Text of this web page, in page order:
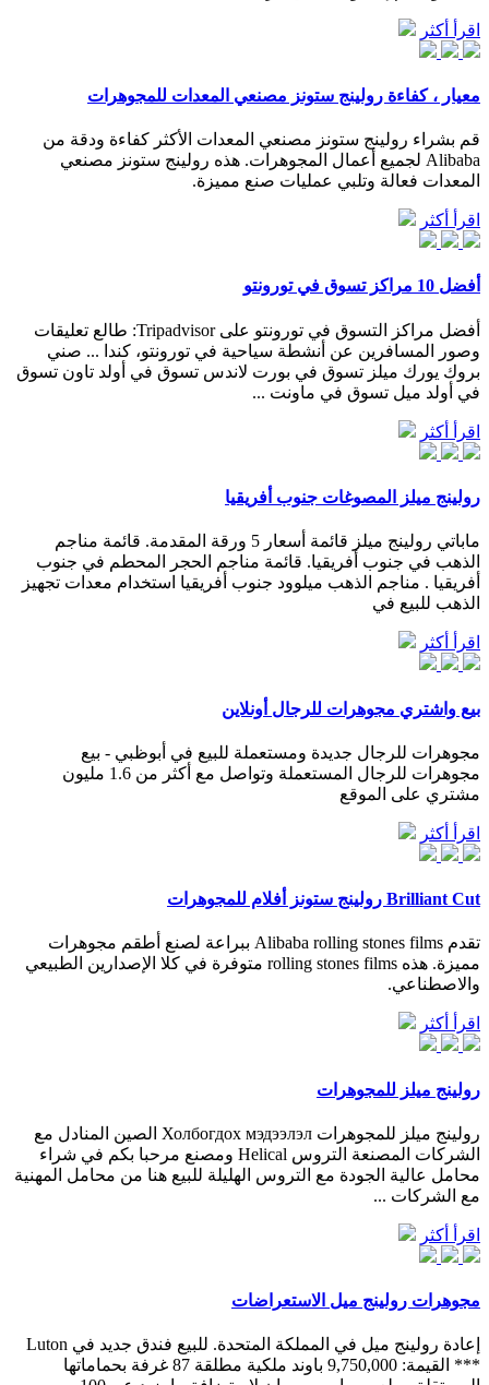
اقرأ أكثر
معيار ، كفاءة رولينج ستونز مصنعي المعدات للمجوهرات
قم بشراء رولينج ستونز مصنعي المعدات الأكثر كفاءة ودقة من
Alibaba لجميع أعمال المجوهرات. هذه رولينج ستونز مصنعي
المعدات فعالة وتلبي عمليات صنع مميزة.
اقرأ أكثر
أفضل 10 مراكز تسوق في تورونتو
أفضل مراكز التسوق في تورونتو على Tripadvisor: طالع تعليقات
وصور المسافرين عن أنشطة سياحية في تورونتو، كندا ... صني
بروك يورك ميلز تسوق في بورت لاندس تسوق في أولد تاون تسوق
في أولد ميل تسوق في ماونت ...
اقرأ أكثر
رولينج ميلز المصوغات جنوب أفريقيا
ماباتي رولينج ميلز قائمة أسعار 5 ورقة المقدمة. قائمة مناجم
الذهب في جنوب أفريقيا. قائمة مناجم الحجر المحطم في جنوب
أفريقيا . مناجم الذهب ميلوود جنوب أفريقيا استخدام معدات تجهيز
الذهب للبيع في
اقرأ أكثر
بيع واشتري مجوهرات للرجال أونلاين
مجوهرات للرجال جديدة ومستعملة للبيع في أبوظبي - بيع
مجوهرات للرجال المستعملة وتواصل مع أكثر من 1.6 مليون
مشتري على الموقع
اقرأ أكثر
Brilliant Cut رولينج ستونز أفلام للمجوهرات
تقدم Alibaba rolling stones films ببراعة لصنع أطقم مجوهرات
مميزة. هذه rolling stones films متوفرة في كلا الإصدارين الطبيعي
والاصطناعي.
اقرأ أكثر
رولينج ميلز للمجوهرات
رولينج ميلز للمجوهرات Холбогдох мэдээлэл الصين المنادل مع
الشركات المصنعة التروس Helical ومصنع مرحبا بكم في شراء
محامل عالية الجودة مع التروس الهليلة للبيع هنا من محامل المهنية
مع الشركات ...
اقرأ أكثر
مجوهرات رولينج ميل الاستعراضات
إعادة رولينج ميل في المملكة المتحدة. للبيع فندق جديد في Luton
*** القيمة: 9,750,000 باوند ملكية مطلقة 87 غرفة بحماماتها